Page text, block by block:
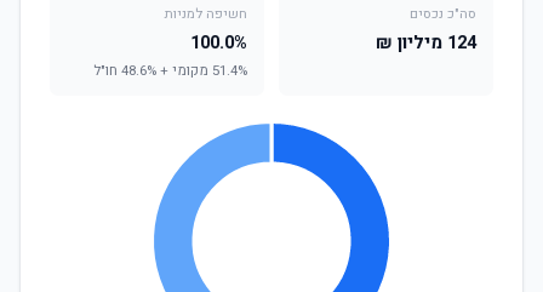
סה"כ נכסים
124 מיליון ₪
חשיפה למניות
100.0%
51.4% מקומי + 48.6% חו"ל